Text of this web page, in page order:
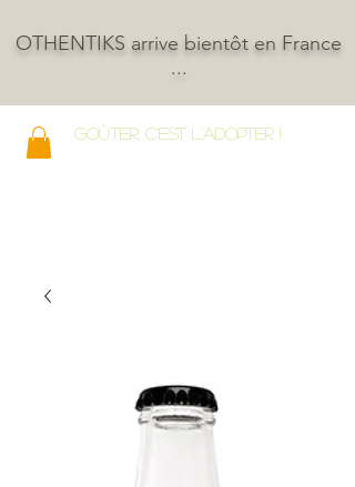
OTHENTIKS arrive bientôt en France
...
GOÛTER, C'EST L'ADOPTER !